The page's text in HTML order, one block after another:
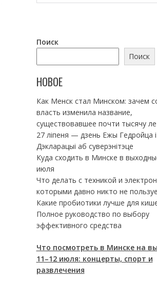
Поиск
Поиск
НОВОЕ
Как Менск стал Минском: зачем
власть изменила название,
существовавшее почти тысячу
27 ліпеня — дзень Ежы Гедройца і
Дэкларацыі аб суверэнітэце
Куда сходить в Минске в
июля
Что делать с техникой и
которыми давно никто не
Какие пробиотики лучше для
Полное руководство по выбору
эффективного средства
Что посмотреть в Минске на
11–12 июля: концерты, спорт и
развлечения